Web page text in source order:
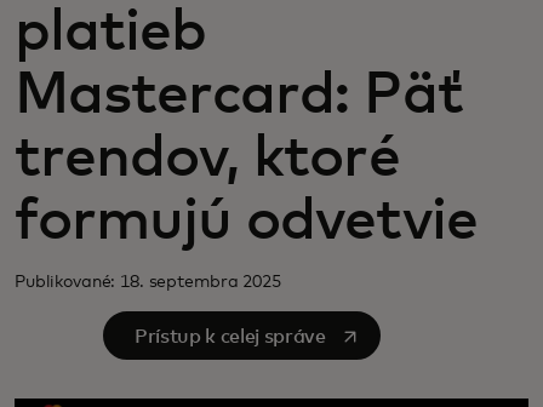
Pre inovátorov
Novinky a trendy
platieb
Mastercard: Päť
trendov, ktoré
formujú odvetvie
Publikované: 18. septembra 2025
Prístup k celej správe
opens in a new tab